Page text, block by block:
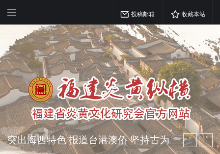
投稿邮箱 收藏本站
突出海西特色 报道台港澳侨 坚持古为
今用 力求雅俗共赏